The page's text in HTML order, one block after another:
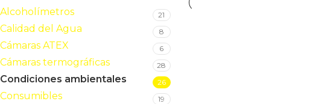
Alcoholímetros 21
Calidad del Agua 8
Cámaras ATEX 6
Cámaras termográficas 28
Condiciones ambientales 26
Consumibles 19